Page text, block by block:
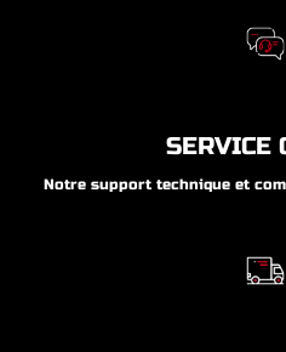
SERVICE
Notre support technique et